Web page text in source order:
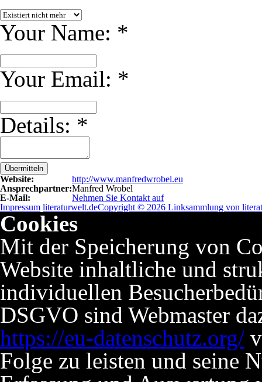
Your Name: *
Your Email: *
Details: *
Übermitteln
Website:
http://www.manfredwrobel.eu
Ansprechpartner:Manfred Wrobel
E-Mail:
Nehmen Sie Kontakt auf
Impressum literaturwelt.deCopyright © 2026 Linksammlung von
Cookies
Mit der Speicherung von
Website inhaltliche und
individuellen
DSGVO sind Webmaster
https://eu-datenschutz.org/
Folge zu leisten und seine